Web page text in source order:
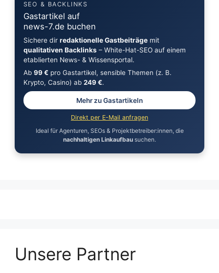
SEO & BACKLINKS
Gastartikel auf
news-7.de buchen
Sichere dir redaktionelle Gastbeiträgemit
qualitativen Backlinks– White-Hat-SEO auf einem
etablierten News- & Wissensportal.
Ab 99 €pro Gastartikel, sensible Themen (z. B.
Krypto, Casino) ab 249 €.
Mehr zu Gastartikeln
Direkt per E-Mail anfragen
Ideal für Agenturen, SEOs & Projektbetreiber:innen, die
nachhaltigen Linkaufbau suchen.
Unsere Partner